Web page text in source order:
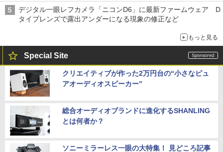
デジタル一眼レフカメラ「ニコンD6」に最新ファームウェア D
タイプレンズで露出アンダーになる現象の修正など
もっと見る
Special Site
クリエイティブが作った2万円台の“小さなピュ
アオーディオスピーカー”
総合オーディオブランドに進化するSHANLING
とは何者か？
ソニーミラーレス一眼の大特集！ 見どころ記事